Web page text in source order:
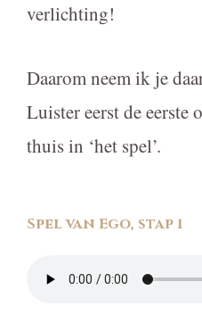
verlichting!
Daarom neem ik je
Luister eerst de eerste
thuis in ‘het spel’.
Spel van Ego, stap 1